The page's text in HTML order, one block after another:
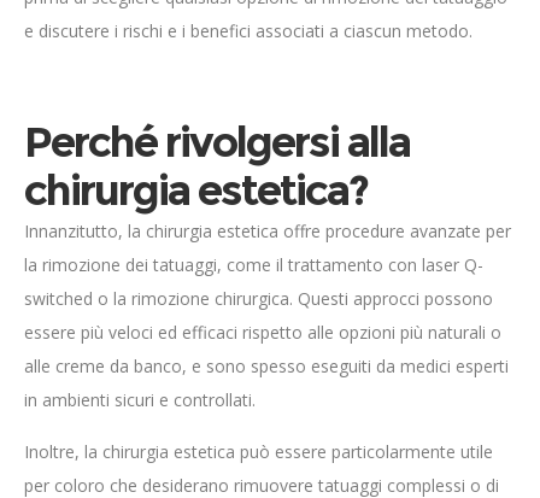
e discutere i rischi e i benefici associati a ciascun metodo.
Perché rivolgersi alla
chirurgia estetica?
Innanzitutto, la chirurgia estetica offre procedure avanzate per
la rimozione dei tatuaggi, come il trattamento con laser Q-
switched o la rimozione chirurgica. Questi approcci possono
essere più veloci ed efficaci rispetto alle opzioni più naturali o
alle creme da banco, e sono spesso eseguiti da medici esperti
in ambienti sicuri e controllati.
Inoltre, la chirurgia estetica può essere particolarmente utile
per coloro che desiderano rimuovere tatuaggi complessi o di